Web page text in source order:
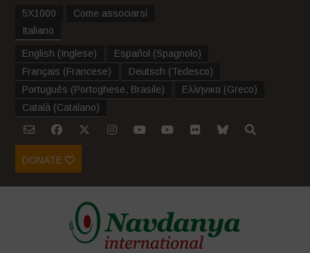
5X1000
Come associarsi
Italiano
English (Inglese) Español (Spagnolo)
Français (Francese) Deutsch (Tedesco)
Português (Portoghese, Brasile) Ελληνικα (Greco)
Català (Catalano)
DONATE